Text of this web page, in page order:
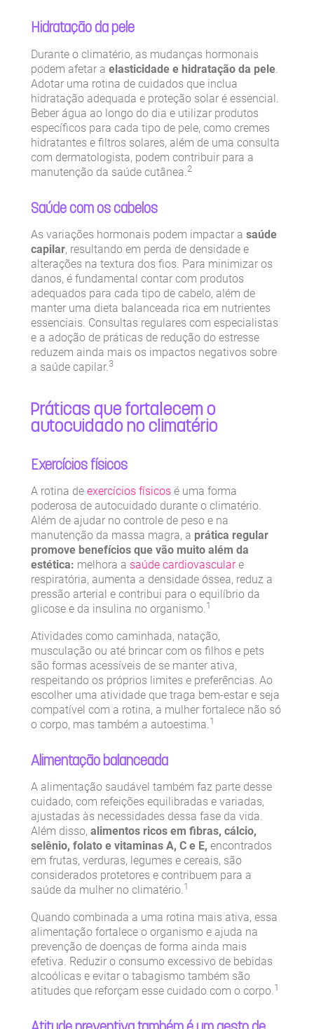
Hidratação da pele
Durante o climatério, as mudanças hormonais
podem afetar a elasticidade e hidratação da pele.
Adotar uma rotina de cuidados que inclua
hidratação adequada e proteção solar é essencial.
Beber água ao longo do dia e utilizar produtos
específicos para cada tipo de pele, como cremes
hidratantes e filtros solares, além de uma consulta
com dermatologista, podem contribuir para a
manutenção da saúde cutânea. 2
Saúde com os cabelos
As variações hormonais podem impactar a saúde
capilar, resultando em perda de densidade e
alterações na textura dos fios. Para minimizar os
danos, é fundamental contar com produtos
adequados para cada tipo de cabelo, além de
manter uma dieta balanceada rica em nutrientes
essenciais. Consultas regulares com especialistas
e a adoção de práticas de redução do estresse
reduzem ainda mais os impactos negativos sobre
a saúde capilar.3
Práticas que fortalecem o
autocuidado no climatério
Exercícios físicos
A rotina de exercícios físicosé uma forma
poderosa de autocuidado durante o climatério.
Além de ajudar no controle de peso e na
manutenção da massa magra, a prática regular
promove benefícios que vão muito além da
estética: melhora a saúde cardiovasculare
respiratória, aumenta a densidade óssea, reduz a
pressão arterial e contribui para o equilíbrio da
glicose e da insulina no organismo.1
Atividades como caminhada, natação,
musculação ou até brincar com os filhos e pets
são formas acessíveis de se manter ativa,
respeitando os próprios limites e preferências. Ao
escolher uma atividade que traga bem-estar e seja
compatível com a rotina, a mulher fortalece não só
o corpo, mas também a autoestima. 1
Alimentação balanceada
A alimentação saudável também faz parte desse
cuidado, com refeições equilibradas e variadas,
ajustadas às necessidades dessa fase da vida.
Além disso, alimentos ricos em fibras, cálcio,
selênio, folato e vitaminas A, C e E, encontrados
em frutas, verduras, legumes e cereais, são
considerados protetores e contribuem para a
saúde da mulher no climatério.1
Quando combinada a uma rotina mais ativa, essa
alimentação fortalece o organismo e ajuda na
prevenção de doenças de forma ainda mais
efetiva. Reduzir o consumo excessivo de bebidas
alcoólicas e evitar o tabagismo também são
atitudes que reforçam esse cuidado com o corpo. 1